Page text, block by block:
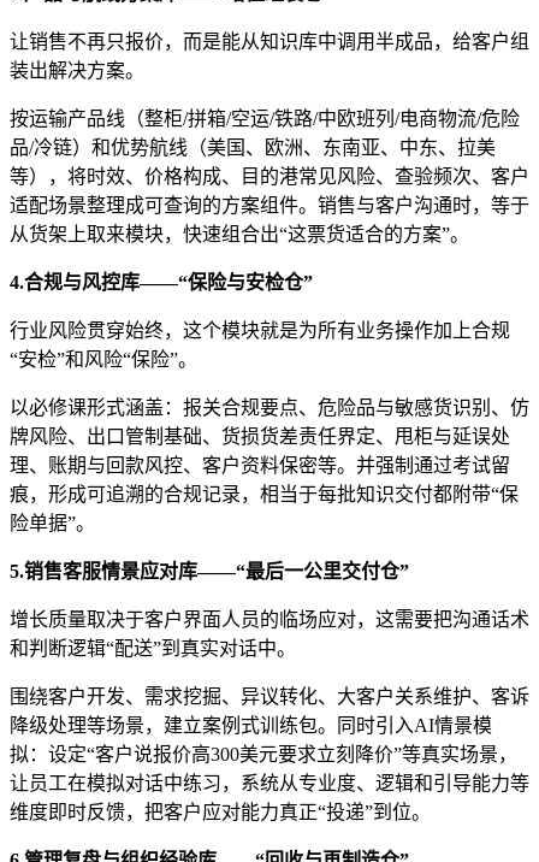
让销售不再只报价，而是能从知识库中调用半成品，给客户组
装出解决方案。
按运输产品线（整柜/拼箱/空运/铁路/中欧班列 /电商物流/危险
品/冷链）和优势航线（美国、欧洲、东南亚、中东、拉美
等），将时效、价格构成、目的港常见风险、查验频次、客户
适配场景整理成可查询的方案组件。销售与客户沟通时，等于
从货架上取来模块，快速组合出“这票货适合的方案”。
4.合规与风控库——“保险与安检仓”
行业风险贯穿始终，这个模块就是为所有业务操作加上合规
“安检”和风险“保险”。
以必修课形式涵盖：报关合规要点、危险品与敏感货识别、仿
牌风险、出口管制基础、货损货差责任界定、甩柜与延误处
理、账期与回款风控、客户资料保密等。并强制通过考试留
痕，形成可追溯的合规记录，相当于每批知识交付都附带“保
险单据”。
5.销售客服情景应对库——“最后一公里交付仓”
增长质量取决于客户界面人员的临场应对，这需要把沟通话术
和判断逻辑“配送”到真实对话中。
围绕客户开发、需求挖掘、异议转化、大客户关系维护、客诉
降级处理等场景，建立案例式训练包。同时引入AI情景模
拟：设定“客户说报价高300美元要求立刻降价”等真实场景，
让员工在模拟对话中练习，系统从专业度、逻辑和引导能力等
维度即时反馈，把客户应对能力真正“投递”到位。